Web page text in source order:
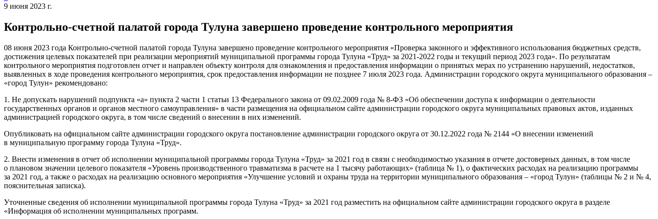
9 июня 2023 г.
Контрольно-счетной палатой города Тулуна завершено проведение контрольного мероприятия
08 июня 2023 года Контрольно-счетной палатой города Тулуна завершено проведение контрольного мероприятия «Проверка законного и эффективного использования бюджетных средств,
достижения целевых показателей при реализации мероприятий муниципальной программы города Тулуна «Труд» за 2021-2022 годы и текущий период 2023 года». По результатам
контрольного мероприятия подготовлен отчет и направлен объекту контроля для ознакомления и предоставления информации о принятых мерах по устранению нарушений, недостатков,
выявленных в ходе проведения контрольного мероприятия, срок предоставления информации не позднее 7 июля 2023 года. Администрации городского округа муниципального образования –
«город Тулун» рекомендовано:
1. Не допускать нарушений подпункта «а» пункта 2 части 1 статьи 13 Федерального закона от 09.02.2009 года № 8-ФЗ «Об обеспечении доступа к информации о деятельности
государственных органов и органов местного самоуправления» в части размещения на официальном сайте администрации городского округа муниципальных правовых актов, изданных
администрацией городского округа, в том числе сведений о внесении в них изменений.
Опубликовать на официальном сайте администрации городского округа постановление администрации городского округа от 30.12.2022 года № 2144 «О внесении изменений
в муниципальную программу города Тулуна «Труд».
2. Внести изменения в отчет об исполнении муниципальной программы города Тулуна «Труд» за 2021 год в связи с необходимостью указания в отчете достоверных данных, в том числе
о плановом значении целевого показателя «Уровень производственного травматизма в расчете на 1 тысячу работающих» (таблица № 1), о фактических расходах на реализацию программы
за 2021 год, а также о расходах на реализацию основного мероприятия «Улучшение условий и охраны труда на территории муниципального образования – «город Тулун» (таблицы № 2 и № 4,
пояснительная записка).
Уточненные сведения об исполнении муниципальной программы города Тулуна «Труд» за 2021 год разместить на официальном сайте администрации городского округа в разделе
«Информация об исполнении муниципальных программ.